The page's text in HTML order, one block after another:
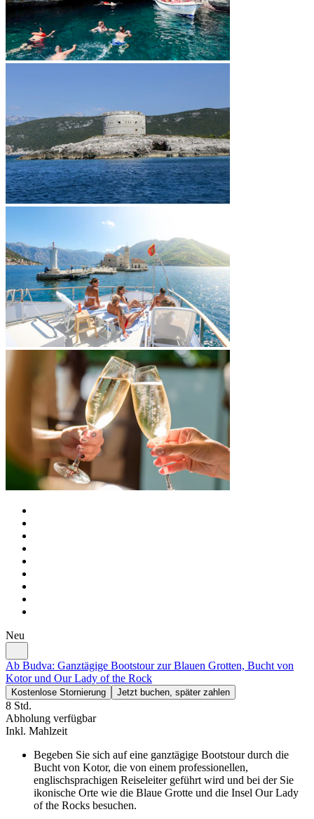
Neu
Ab Budva: Ganztägige Bootstour zur Blauen Grotten, Bucht von
Kotor und Our Lady of the Rock
Kostenlose Stornierung Jetzt buchen, später zahlen
8 Std.
Abholung verfügbar
Inkl. Mahlzeit
Begeben Sie sich auf eine ganztägige Bootstour durch die
Bucht von Kotor, die von einem professionellen,
englischsprachigen Reiseleiter geführt wird und bei der Sie
ikonische Orte wie die Blaue Grotte und die Insel Our Lady
of the Rocks besuchen.